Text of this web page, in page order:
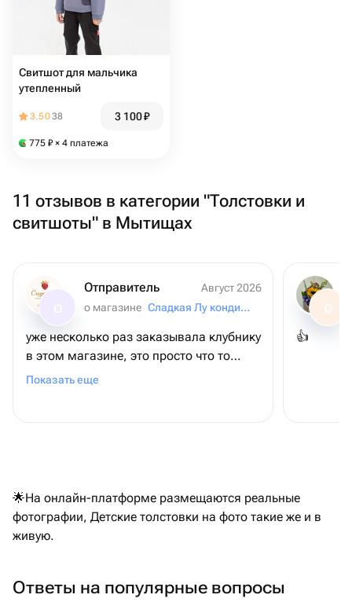
Свитшот для мальчика
утепленный
3.5038 3 100₽
775 ₽ × 4 платежа
11 отзывов в категории "Толстовки и
свитшоты" в Мытищах
Отправитель
Август 2026
о магазине
Сладкая Лу кондитерский дом
уже несколько раз заказывала клубнику
в этом магазине, это просто что то
невероятное, всегда безумно вкусная и
Показать еще
О
👍
🌟На онлайн-платформе размещаются реальные
фотографии, Детские толстовки на фото такие же и в
живую.
Ответы на популярные вопросы